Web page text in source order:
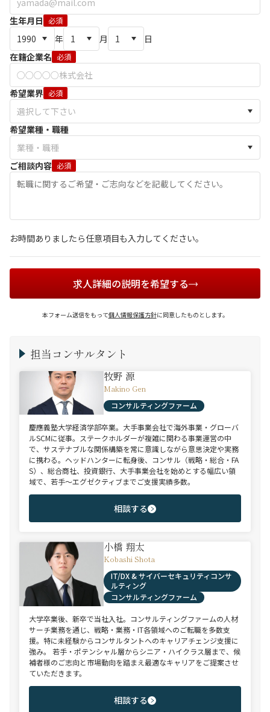
生年月日 必須
年 月
日
在籍企業名 必須
希望業界 必須
希望業種・職種
ご相談内容 必須
お時間ありましたら任意項目も入力してください。
求人詳細の説明を希望する
本フォーム送信をもって個人情報保護方針に同意したものとします。
担当コンサルタント
牧野 源
Makino Gen
コンサルティングファーム
慶應義塾大学経済学部卒業。大手事業会社で海外事業・グローバ
ルSCMに従事。ステークホルダーが複雑に関わる事業運営の中
で、サステナブルな関係構築を常に意識しながら意思決定や実務
に携わる。ヘッドハンターに転身後、コンサル（戦略・総合・FA
S）、総合商社、投資銀行、大手事業会社を始めとする幅広い領
域で、若手～エグゼクティブまでご支援実績多数。
相談する
小橋 翔太
Kobashi Shota
IT/DX & サイバーセキュリティコンサ
ルティング
コンサルティングファーム
大学卒業後、新卒で当社入社。コンサルティングファームの人材
サーチ業務を通じ、戦略・業務・IT各領域へのご転職を多数支
援。特に未経験からコンサルタントへのキャリアチェンジ支援に
強み。 若手・ポテンシャル層からシニア・ハイクラス層まで、候
補者様のご志向と市場動向を踏まえ最適なキャリアをご提案させ
ていただきます。
相談する